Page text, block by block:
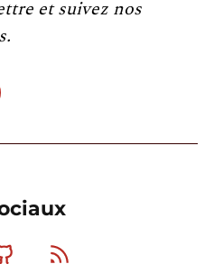
et suivez nos
Github